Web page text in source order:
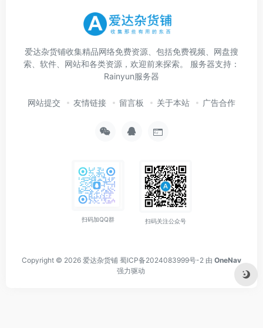
爱达杂货铺收集精品网络免费资源、包括免费视频、网盘搜
索、软件、网站和各类资源，欢迎前来探索。 服务器支持：
Rainyun服务器
网站提交 友情链接 留言板 关于本站 广告合作
扫码加QQ群 扫码关注公众号
Copyright © 2026 爱达杂货铺 蜀ICP备2024083999号-2 由 OneNav
强力驱动